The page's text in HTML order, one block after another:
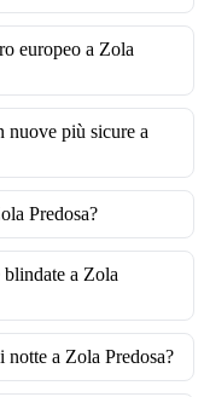
europeo a Zola
nuove più sicure a
Predosa?
a Zola
notte a Zola Predosa?